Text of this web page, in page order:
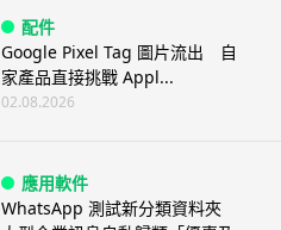
配件
Google Pixel Tag 圖片流出 自
家產品直接挑戰 Appl...
02.08.2026
應用軟件
WhatsApp 測試新分類資料夾